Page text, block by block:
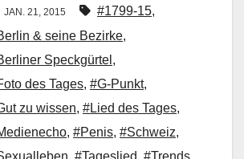
JAN. 21, 2015 #1799-15,
& seine Bezirke,
Speckgürtel ,
des Tages, #G-Punkt,
zu wissen, #Lied des Tages,
, #Penis, #Schweiz,